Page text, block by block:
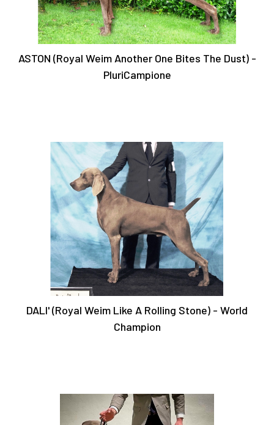
ASTON (Royal Weim Another One Bites The Dust) -
PluriCampione
DALI' (Royal Weim Like A Rolling Stone) - World
Champion